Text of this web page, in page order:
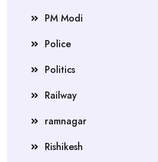
PM Modi
Police
Politics
Railway
ramnagar
Rishikesh